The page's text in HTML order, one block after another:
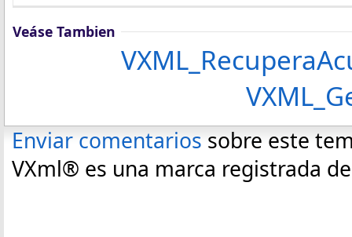
Veáse Tambien
Enviar comentarios sobre este
VXml® es una marca registrada